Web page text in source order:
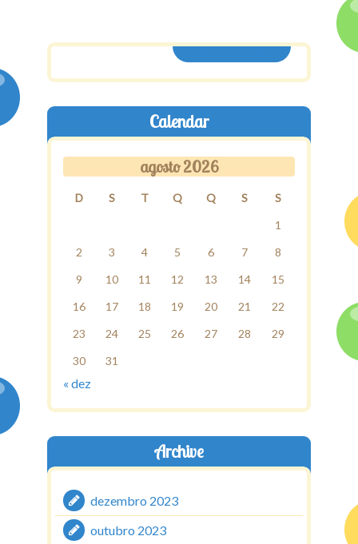
ASSINE AQUI
Calendar
agosto 2026
D S T Q Q S
S
1
2
3 4 5 6 7
8
9
10 11 12 13 14
15
16
17 18 19 20 21
22
23
24 25 26 27 28
29
30
31
« dez
Archive
dezembro 2023
outubro 2023